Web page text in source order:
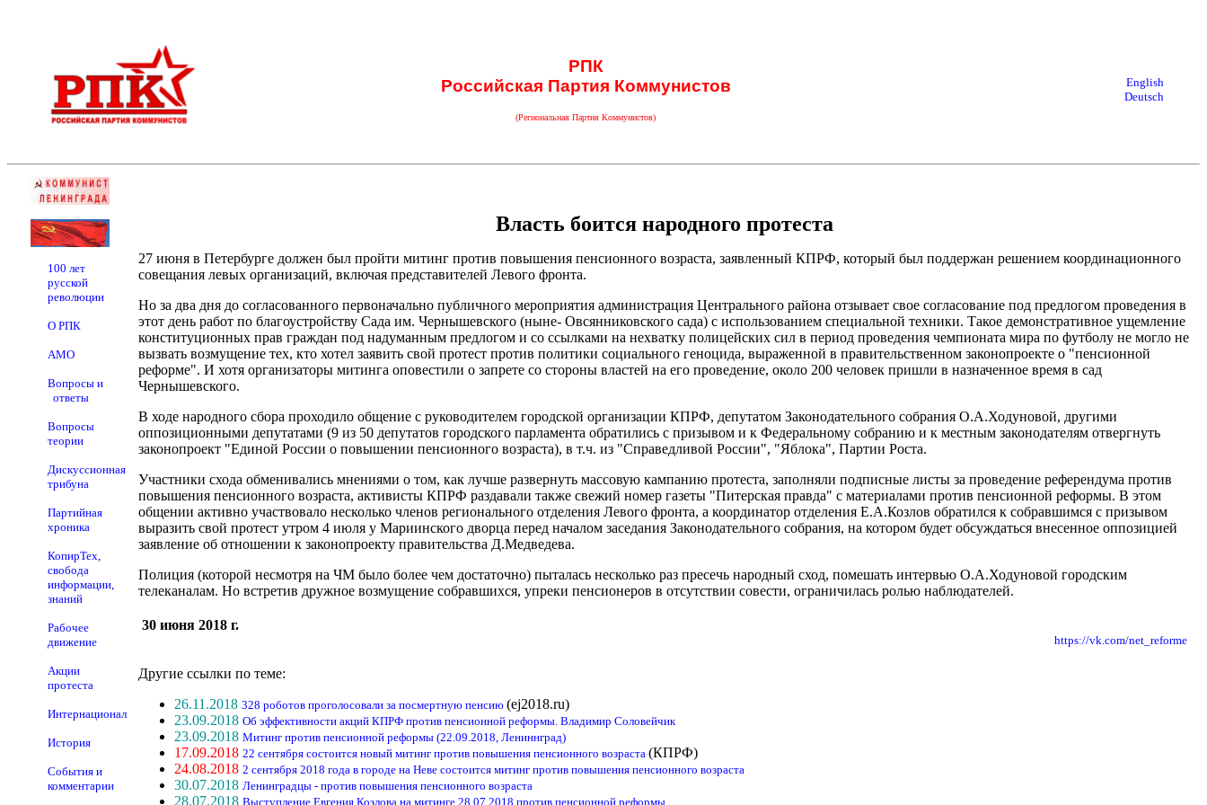
РПК
Российская Партия Коммунистов
(Региональная Партия Коммунистов)
English
Deutsch
100 лет
русской
революции
О РПК
АМО
Вопросы и
ответы
Вопросы
теории
Дискуссионная
трибуна
Партийная
хроника
КопирТех,
свобода
информации,
знаний
Рабочее
движение
Акции
протеста
Интернационал
История
События и
комментарии
Власть боится народного протеста
27 июня в Петербурге должен был пройти митинг против повышения пенсионного возраста, заявленный КПРФ, который был поддержан решением координационного
совещания левых организаций, включая представителей Левого фронта.
Но за два дня до согласованного первоначально публичного мероприятия администрация Центрального района отзывает свое согласование под предлогом проведения в
этот день работ по благоустройству Сада им. Чернышевского (ныне- Овсянниковского сада) с использованием специальной техники. Такое демонстративное ущемление
конституционных прав граждан под надуманным предлогом и со ссылками на нехватку полицейских сил в период проведения чемпионата мира по футболу не могло не
вызвать возмущение тех, кто хотел заявить свой протест против политики социального геноцида, выраженной в правительственном законопроекте о "пенсионной
реформе". И хотя организаторы митинга оповестили о запрете со стороны властей на его проведение, около 200 человек пришли в назначенное время в сад
Чернышевского.
В ходе народного сбора проходило общение с руководителем городской организации КПРФ, депутатом Законодательного собрания О.А.Ходуновой, другими
оппозиционными депутатами (9 из 50 депутатов городского парламента обратились с призывом и к Федеральному собранию и к местным законодателям отвергнуть
законопроект "Единой России о повышении пенсионного возраста), в т.ч. из "Справедливой России", "Яблока", Партии Роста.
Участники схода обменивались мнениями о том, как лучше развернуть массовую кампанию протеста, заполняли подписные листы за проведение референдума против
повышения пенсионного возраста, активисты КПРФ раздавали также свежий номер газеты "Питерская правда" с материалами против пенсионной реформы. В этом
общении активно участвовало несколько членов регионального отделения Левого фронта, а координатор отделения Е.А.Козлов обратился к собравшимся с призывом
выразить свой протест утром 4 июля у Мариинского дворца перед началом заседания Законодательного собрания, на котором будет обсуждаться внесенное оппозицией
заявление об отношении к законопроекту правительства Д.Медведева.
Полиция (которой несмотря на ЧМ было более чем достаточно) пыталась несколько раз пресечь народный сход, помешать интервью О.А.Ходуновой городским
телеканалам. Но встретив дружное возмущение собравшихся, упреки пенсионеров в отсутствии совести, ограничилась ролью наблюдателей.
30 июня 2018 г.
https://vk.com/net_reforme
Другие ссылки по теме:
26.11.2018 328 роботов проголосовали за посмертную пенсию (ej2018.ru)
23.09.2018 Об эффективности акций КПРФ против пенсионной реформы. Владимир Соловейчик
23.09.2018 Митинг против пенсионной реформы (22.09.2018, Лениннград)
17.09.2018 22 сентября состоится новый митинг против повышения пенсионного возраста (КПРФ)
24.08.2018 2 сентября 2018 года в городе на Неве состоится митинг против повышения пенсионного возраста
30.07.2018 Ленинградцы - против повышения пенсионного возраста
28.07.2018 Выступление Евгения Козлова на митинге 28.07.2018 против пенсионной реформы